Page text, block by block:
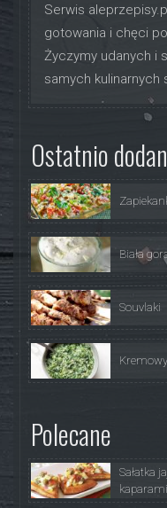
Serwis
gotowania i chęci
Życzymy udanych i
samych
Ostatnio
Biała
Souvlaki
Polecane
Sałatka